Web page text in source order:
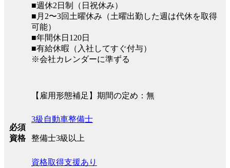
■週休2日制（日祝休み）
■月2〜3回土曜休み（土曜出勤した週は代休を取得
可能）
■年間休日120日
■有給休暇（入社してすぐ付与）
※会社カレンダーに準ずる
【雇用形態補足】期間の定め：無
必須
資格
3級自動車整備士
整備士3級以上
資格取得支援あり